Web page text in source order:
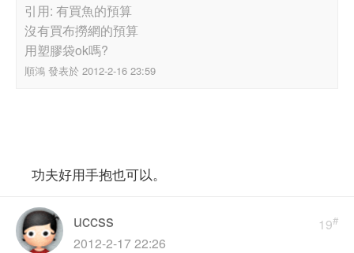
引用: 有買魚的預算
沒有買布撈網的預算
用塑膠袋ok嗎?
順鴻 發表於 2012-2-16 23:59
功夫好用手抱也可以。
19#
uccss
2012-2-17 22:26